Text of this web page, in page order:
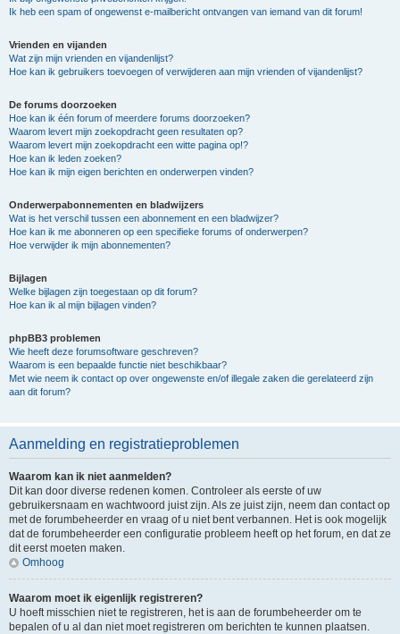
Ik heb een spam of ongewenst e-mailbericht ontvangen van iemand van dit forum!
Vrienden en vijanden
Wat zijn mijn vrienden en vijandenlijst?
Hoe kan ik gebruikers toevoegen of verwijderen aan mijn vrienden of vijandenlijst?
De forums doorzoeken
Hoe kan ik één forum of meerdere forums doorzoeken?
Waarom levert mijn zoekopdracht geen resultaten op?
Waarom levert mijn zoekopdracht een witte pagina op!?
Hoe kan ik leden zoeken?
Hoe kan ik mijn eigen berichten en onderwerpen vinden?
Onderwerpabonnementen en bladwijzers
Wat is het verschil tussen een abonnement en een bladwijzer?
Hoe kan ik me abonneren op een specifieke forums of onderwerpen?
Hoe verwijder ik mijn abonnementen?
Bijlagen
Welke bijlagen zijn toegestaan op dit forum?
Hoe kan ik al mijn bijlagen vinden?
phpBB3 problemen
Wie heeft deze forumsoftware geschreven?
Waarom is een bepaalde functie niet beschikbaar?
Met wie neem ik contact op over ongewenste en/of illegale zaken die gerelateerd zijn
aan dit forum?
Aanmelding en registratieproblemen
Waarom kan ik niet aanmelden?
Dit kan door diverse redenen komen. Controleer als eerste of uw
gebruikersnaam en wachtwoord juist zijn. Als ze juist zijn, neem dan contact op
met de forumbeheerder en vraag of u niet bent verbannen. Het is ook mogelijk
dat de forumbeheerder een configuratie probleem heeft op het forum, en dat ze
dit eerst moeten maken.
Omhoog
Waarom moet ik eigenlijk registreren?
U hoeft misschien niet te registreren, het is aan de forumbeheerder om te
bepalen of u al dan niet moet registreren om berichten te kunnen plaatsen.